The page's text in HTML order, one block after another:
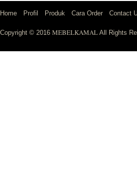
Home Profil Produk Cara Order Contact
Copyright © 2016 MEBELKAMAL All Rights